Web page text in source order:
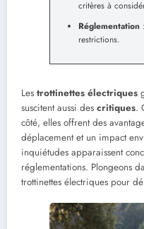
critères à
Réglementation
restrictions.
Les trottinettes électriques
suscitent aussi des critiques.
côté, elles offrent des
déplacement et un impact
inquiétudes apparaissent
réglementations. Plongeons
trottinettes électriques pour